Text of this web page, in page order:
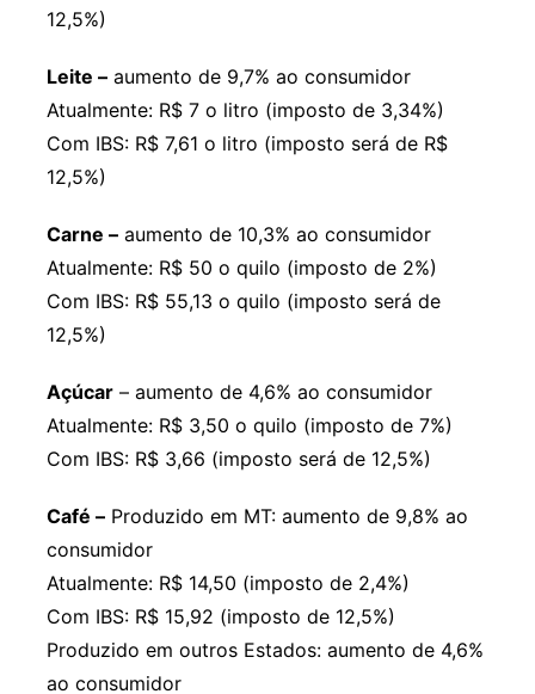
12,5%)
Leite –aumento de 9,7% ao consumidor
Atualmente: R$ 7 o litro (imposto de 3,34%)
Com IBS: R$ 7,61 o litro (imposto será de R$
12,5%)
Carne –aumento de 10,3% ao consumidor
Atualmente: R$ 50 o quilo (imposto de 2%)
Com IBS: R$ 55,13 o quilo (imposto será de
12,5%)
Açúcar– aumento de 4,6% ao consumidor
Atualmente: R$ 3,50 o quilo (imposto de 7%)
Com IBS: R$ 3,66 (imposto será de 12,5%)
Café –Produzido em MT: aumento de 9,8% ao
consumidor
Atualmente: R$ 14,50 (imposto de 2,4%)
Com IBS: R$ 15,92 (imposto de 12,5%)
Produzido em outros Estados: aumento de 4,6%
ao consumidor